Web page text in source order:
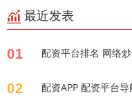
最近发表
01 配资平台排名 网络
02 配资APP 配资平台